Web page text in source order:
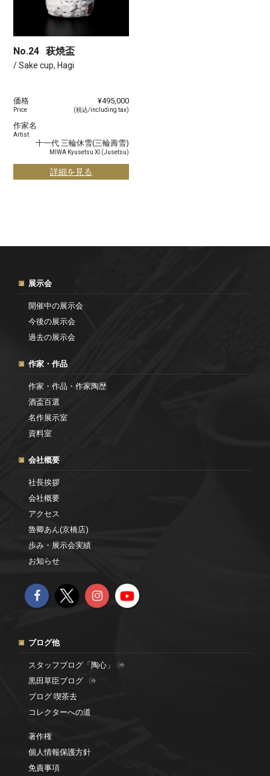
No.24 萩焼盃
/ Sake cup, Hagi
価格
Price
¥495,000
(税込/including tax)
作家名
Artist
十一代 三輪休雪(三輪壽雪)
MIWA Kyusetsu XI (Jusetsu)
詳細を見る
展示会
開催中の展示会
今後の展示会
過去の展示会
作家・作品
作家・作品・作家陶歴
酒盃百選
名作展示室
資料室
会社概要
社長挨拶
会社概要
アクセス
魯卿あん(京橋店)
歩み・展示会実績
お知らせ
ブログ他
スタッフブログ「陶心」
黒田草臣ブログ
ブログ 喫茶去
コレクターへの道
著作権
個人情報保護方針
免責事項